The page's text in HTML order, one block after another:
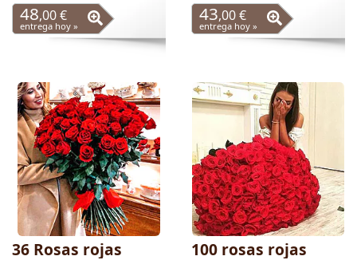
48,00 €
entrega hoy »
43,00 €
entrega hoy »
36 Rosas rojas 100 rosas rojas